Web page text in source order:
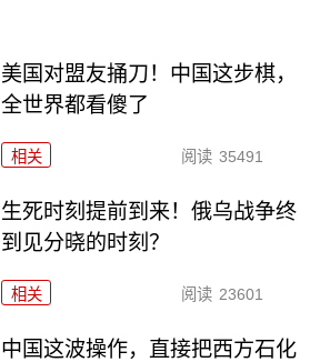
美国对盟友捅刀！中国这步棋，
全世界都看傻了
相关 阅读 35491
生死时刻提前到来！俄乌战争终
到见分晓的时刻？
相关 阅读 23601
中国这波操作，直接把西方石化